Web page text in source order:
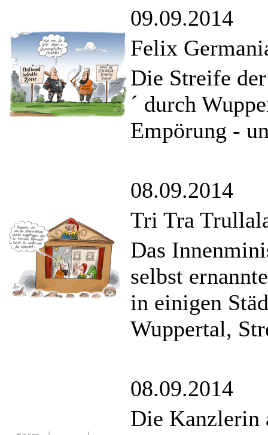
09.09.2014
Felix
Die Streife
´ durch
Empörung -
08.09.2014
Tri Tra
Das
selbst
in einigen
Wuppertal,
08.09.2014
Die Kanzlerin